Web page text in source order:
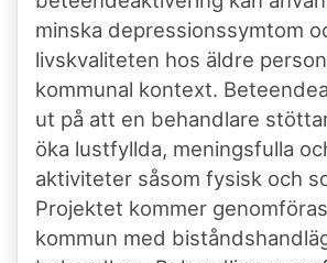
minska depressionssymtom
livskvaliteten hos äldre
kommunal kontext.
ut på att en behandlare
öka lustfyllda, meningsfulla
aktiviteter såsom fysisk och
Projektet kommer
kommun med